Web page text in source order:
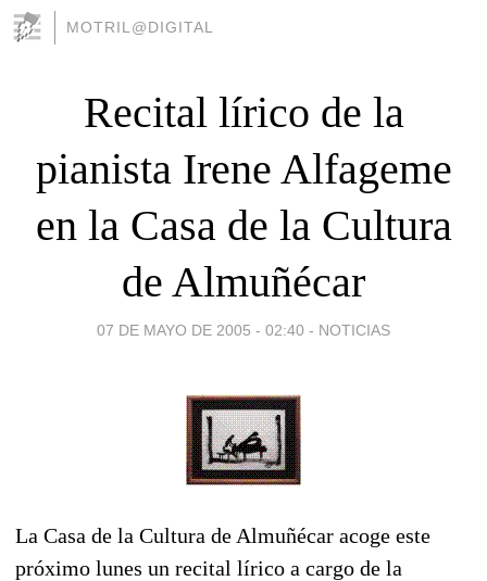
MOTRIL@DIGITAL
Recital lírico de la
pianista Irene Alfageme
en la Casa de la Cultura
de Almuñécar
07 DE MAYO DE 2005 - 02:40 - NOTICIAS
La Casa de la Cultura de Almuñécar acoge este
próximo lunes un recital lírico a cargo de la